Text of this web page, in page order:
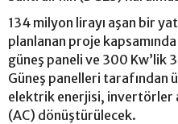
134 milyon lirayı aşan bir
planlanan proje
güneş paneli ve 300 Kw’lik
Güneş panelleri tarafından
elektrik enerjisi, invertörler
(AC) dönüştürülecek.